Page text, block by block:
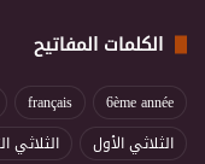
الكلمات المفاتيح
6ème année
français
الثلاثي الأول
الثلاثي